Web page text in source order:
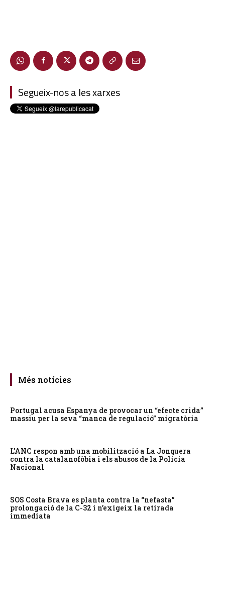
Segueix-nos a les xarxes
Més notícies
Portugal acusa Espanya de provocar un “efecte crida”
massiu per la seva “manca de regulació” migratòria
L’ANC respon amb una mobilització a La Jonquera
contra la catalanofòbia i els abusos de la Policia
Nacional
SOS Costa Brava es planta contra la “nefasta”
prolongació de la C-32 i n’exigeix la retirada
immediata